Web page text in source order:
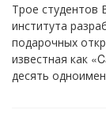
Трое студентов
института
подарочных
известная как
десять